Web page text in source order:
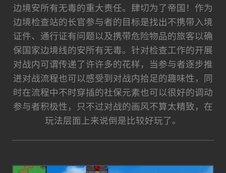
边境安所有无毒的重大责任。肆切为了帝国！作为
边境检查站的长官参与者的目标是找出不携带入境
证件、通行证有问题以及携带危险物品的旅客以确
保国家边境线的安所有无毒。针对检查工作的开展
对战内可谓传递了许许多的花样，当参与者逐步推
进对战流程也可以感受到对战内拾足的趣味性，同
时在流程中不时穿插的社保元素也可以很好的调动
参与者积极性，只不过对战的画风不算太精致，在
玩法层面上来说倒是比较好玩了。